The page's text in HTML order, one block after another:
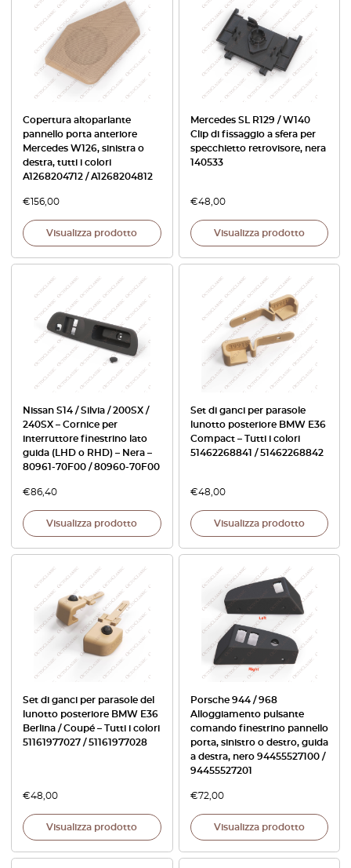
Copertura altoparlante
pannello porta anteriore
Mercedes W126, sinistra o
destra, tutti i colori
A1268204712 / A1268204812
€156,00
Visualizza prodotto
Mercedes SL R129 / W140
Clip di fissaggio a sfera per
specchietto retrovisore, nera
140533
€48,00
Visualizza prodotto
Nissan S14 / Silvia / 200SX /
240SX – Cornice per
interruttore finestrino lato
guida (LHD o RHD) – Nera –
80961-70F00 / 80960-70F00
€86,40
Visualizza prodotto
Set di ganci per parasole
lunotto posteriore BMW E36
Compact – Tutti i colori
51462268841 / 51462268842
€48,00
Visualizza prodotto
Set di ganci per parasole del
lunotto posteriore BMW E36
Berlina / Coupé – Tutti i colori
51161977027 / 51161977028
€48,00
Visualizza prodotto
Porsche 944 / 968
Alloggiamento pulsante
comando finestrino pannello
porta, sinistro o destro, guida
a destra, nero 94455527100 /
94455527201
€72,00
Visualizza prodotto